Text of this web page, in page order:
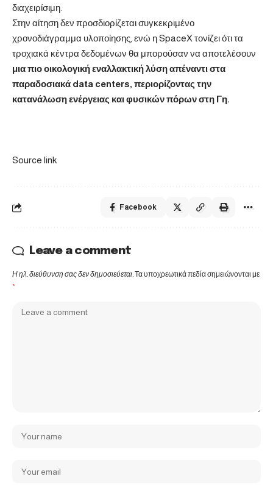
διαχειρίσιμη.
Στην αίτηση δεν προσδιορίζεται συγκεκριμένο
χρονοδιάγραμμα υλοποίησης, ενώ η SpaceX τονίζει ότι τα
τροχιακά κέντρα δεδομένων θα μπορούσαν να αποτελέσουν
μια πιο οικολογική εναλλακτική λύση απέναντι στα
παραδοσιακά data centers, περιορίζοντας την
κατανάλωση ενέργειας και φυσικών πόρων στη Γη.
Source link
Facebook
Leave a comment
Η ηλ. διεύθυνση σας δεν δημοσιεύεται.Τα υποχρεωτικά πεδία σημειώνονται με
*